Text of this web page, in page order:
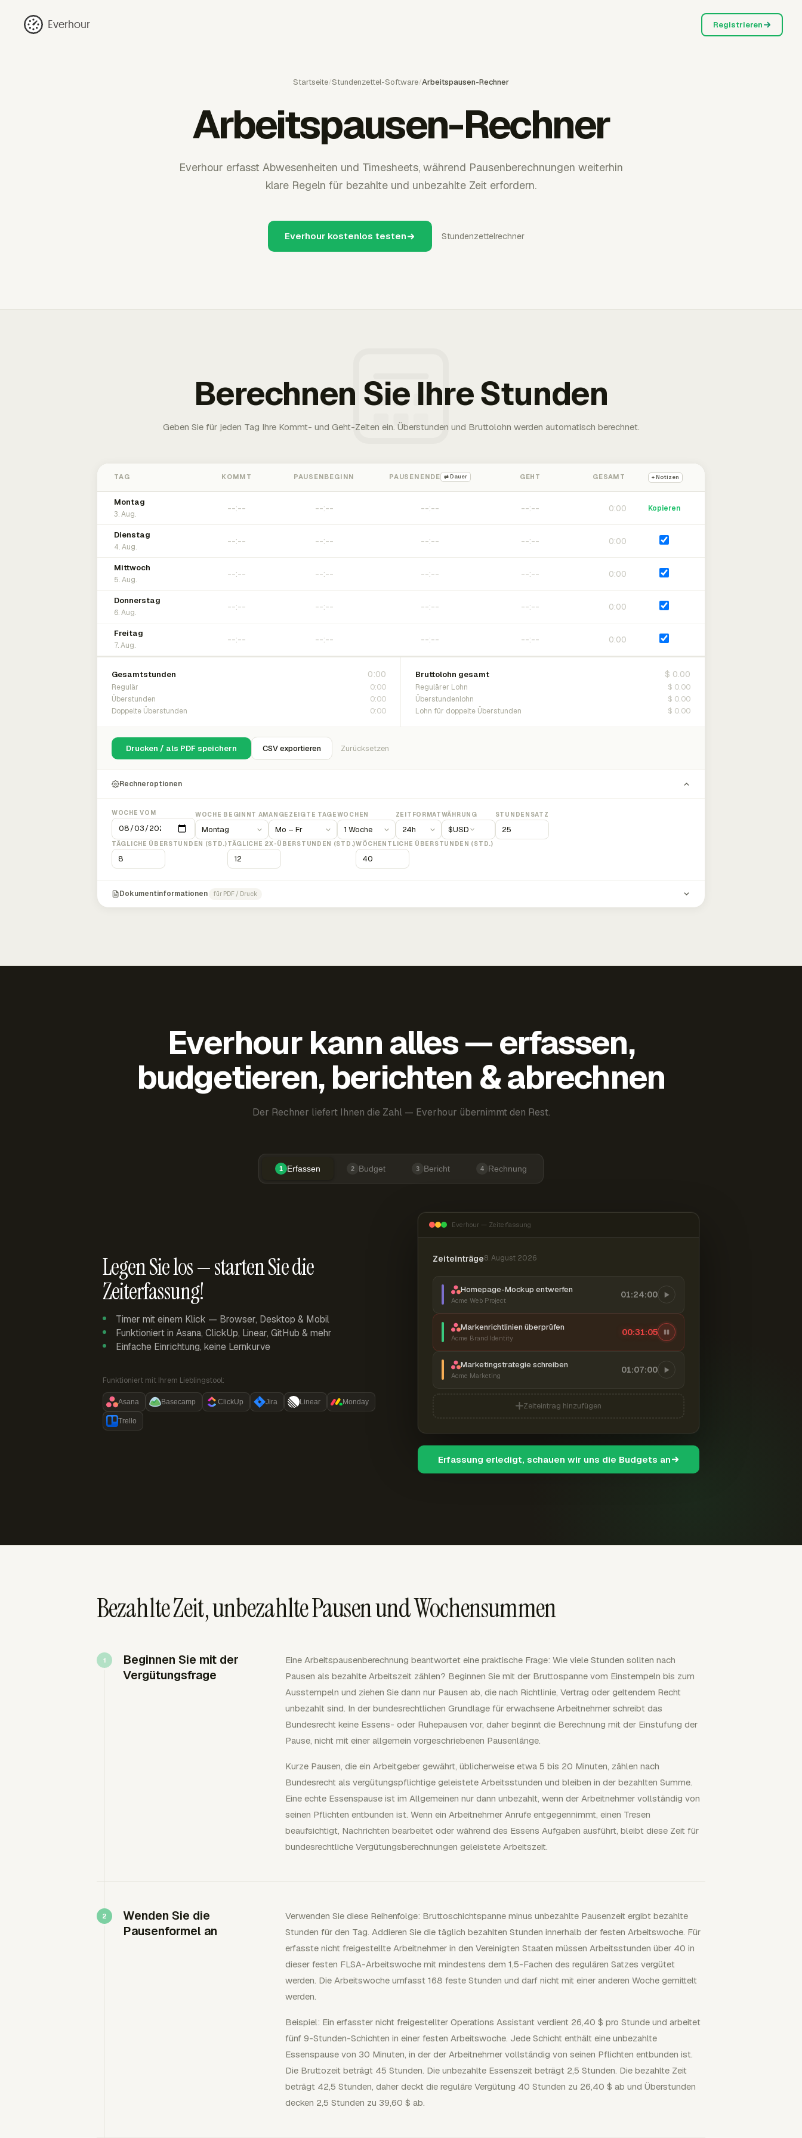
Everhour Registrieren
Startseite/Stundenzettel-Software/Arbeitspausen-Rechner
Arbeitspausen-Rechner
Everhour erfasst Abwesenheiten und Timesheets, während Pausenberechnungen weiterhin
klare Regeln für bezahlte und unbezahlte Zeit erfordern.
Everhour kostenlos testen Stundenzettelrechner
Berechnen Sie Ihre Stunden
Geben Sie für jeden Tag Ihre Kommt- und Geht-Zeiten ein. Überstunden und Bruttolohn werden automatisch berechnet.
TAG KOMMT PAUSENBEGINN PAUSENENDE ⇄ Dauer GEHT GESAMT + Notizen
Montag
3. Aug.
0:00 Kopieren
Dienstag
4. Aug.
0:00
Mittwoch
5. Aug.
0:00
Donnerstag
6. Aug.
0:00
Freitag
7. Aug.
0:00
Gesamtstunden 0:00
Regulär 0:00
Überstunden 0:00
Doppelte Überstunden 0:00
Bruttolohn gesamt $ 0.00
Regulärer Lohn $ 0.00
Überstundenlohn $ 0.00
Lohn für doppelte Überstunden $ 0.00
Drucken / als PDF speichern CSV exportieren Zurücksetzen
Rechneroptionen
WOCHE VOM WOCHE BEGINNT AMANGEZEIGTE TAGEWOCHEN ZEITFORMATWÄHRUNG
$USD
STUNDENSATZ
TÄGLICHE ÜBERSTUNDEN (STD.)TÄGLICHE 2X-ÜBERSTUNDEN (STD.)WÖCHENTLICHE ÜBERSTUNDEN (STD.)
Dokumentinformationen für PDF / Druck
Everhour kann alles — erfassen,
budgetieren, berichten & abrechnen
Der Rechner liefert Ihnen die Zahl — Everhour übernimmt den Rest.
1 Erfassen 2 Budget 3 Bericht 4 Rechnung
Legen Sie los — starten Sie die
Zeiterfassung!
Timer mit einem Klick — Browser, Desktop & Mobil
Funktioniert in Asana, ClickUp, Linear, GitHub & mehr
Einfache Einrichtung, keine Lernkurve
Funktioniert mit Ihrem Lieblingstool:
Asana Basecamp ClickUp Jira Linear Monday
Trello
Everhour — Zeiterfassung
Zeiteinträge8. August 2026
Homepage-Mockup entwerfen
Acme Web Project
01:24:00
Markenrichtlinien überprüfen
Acme Brand Identity
00:31:06
Marketingstrategie schreiben
Acme Marketing
01:07:00
Zeiteintrag hinzufügen
Erfassung erledigt, schauen wir uns die Budgets an
Bezahlte Zeit, unbezahlte Pausen und Wochensummen
Beginnen Sie mit der
Vergütungsfrage
Eine Arbeitspausenberechnung beantwortet eine praktische Frage: Wie viele Stunden sollten nach
Pausen als bezahlte Arbeitszeit zählen? Beginnen Sie mit der Bruttospanne vom Einstempeln bis zum
Ausstempeln und ziehen Sie dann nur Pausen ab, die nach Richtlinie, Vertrag oder geltendem Recht
unbezahlt sind. In der bundesrechtlichen Grundlage für erwachsene Arbeitnehmer schreibt das
Bundesrecht keine Essens- oder Ruhepausen vor, daher beginnt die Berechnung mit der Einstufung der
Pause, nicht mit einer allgemein vorgeschriebenen Pausenlänge.
Kurze Pausen, die ein Arbeitgeber gewährt, üblicherweise etwa 5 bis 20 Minuten, zählen nach
Bundesrecht als vergütungspflichtige geleistete Arbeitsstunden und bleiben in der bezahlten Summe.
Eine echte Essenspause ist im Allgemeinen nur dann unbezahlt, wenn der Arbeitnehmer vollständig von
seinen Pflichten entbunden ist. Wenn ein Arbeitnehmer Anrufe entgegennimmt, einen Tresen
beaufsichtigt, Nachrichten bearbeitet oder während des Essens Aufgaben ausführt, bleibt diese Zeit für
bundesrechtliche Vergütungsberechnungen geleistete Arbeitszeit.
Wenden Sie die
Pausenformel an
Verwenden Sie diese Reihenfolge: Bruttoschichtspanne minus unbezahlte Pausenzeit ergibt bezahlte
Stunden für den Tag. Addieren Sie die täglich bezahlten Stunden innerhalb der festen Arbeitswoche. Für
erfasste nicht freigestellte Arbeitnehmer in den Vereinigten Staaten müssen Arbeitsstunden über 40 in
dieser festen FLSA-Arbeitswoche mit mindestens dem 1,5-Fachen des regulären Satzes vergütet
werden. Die Arbeitswoche umfasst 168 feste Stunden und darf nicht mit einer anderen Woche gemittelt
werden.
Beispiel: Ein erfasster nicht freigestellter Operations Assistant verdient 26,40 $ pro Stunde und arbeitet
fünf 9-Stunden-Schichten in einer festen Arbeitswoche. Jede Schicht enthält eine unbezahlte
Essenspause von 30 Minuten, in der der Arbeitnehmer vollständig von seinen Pflichten entbunden ist.
Die Bruttozeit beträgt 45 Stunden. Die unbezahlte Essenszeit beträgt 2,5 Stunden. Die bezahlte Zeit
beträgt 42,5 Stunden, daher deckt die reguläre Vergütung 40 Stunden zu 26,40 $ ab und Überstunden
decken 2,5 Stunden zu 39,60 $ ab.